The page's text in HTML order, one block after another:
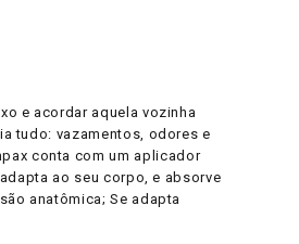
e acordar aquela vozinha
tudo: vazamentos, odores e
conta com um aplicador
ao seu corpo, e absorve
anatômica; Se adapta